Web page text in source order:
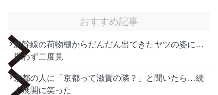
おすすめ記事
新幹線の荷物棚からだんだん出てきたヤツの姿に…
思わず二度見
京都の人に「京都って滋賀の隣？」と聞いたら…続
く展開に笑った